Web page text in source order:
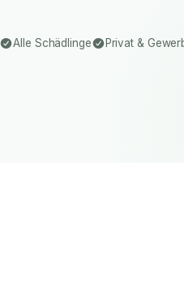
Alle Schädlinge Privat &